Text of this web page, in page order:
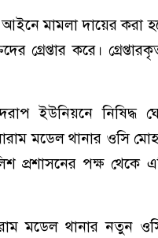
আইনে মামলা দায়ের করা
গ্রেপ্তার করে।
ইউনিয়নে নিষিদ্ধ
মডেল থানার ওসি
প্রশাসনের পক্ষ থেকে
থানার নতুন ওসি